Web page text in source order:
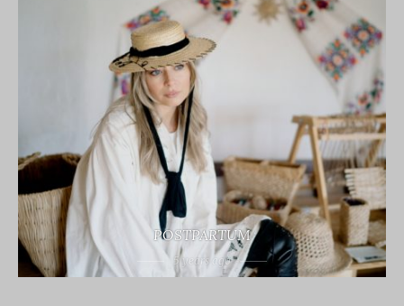
POSTPARTUM
5 years ago